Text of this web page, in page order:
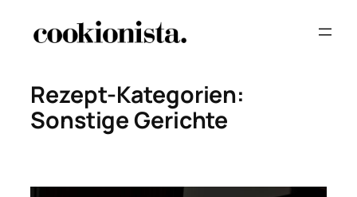
Inhalt
Rezept-Kategorien:
Sonstige Gerichte